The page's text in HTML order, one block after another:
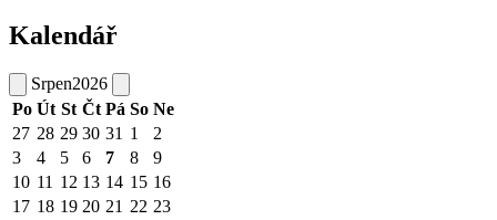
Kalendář
Srpen2026
Po Út St Čt Pá So Ne
27 28 29 30 31 1
2
3
4 5 6 7 8
9
10 11 12 13 14 15 16
17 18 19 20 21 22 23